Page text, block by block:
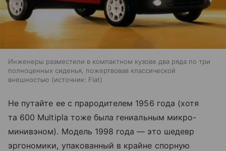
Инженеры разместили в компактном кузове два ряда по три
полноценных сиденья, пожертвовав классической
внешностью
источник: Fiat
Не путайте ее с прародителем 1956 года (хотя
та 600 Multipla тоже была гениальным микро-
минивэном). Модель 1998 года — это шедевр
эргономики, упакованный в крайне спорную